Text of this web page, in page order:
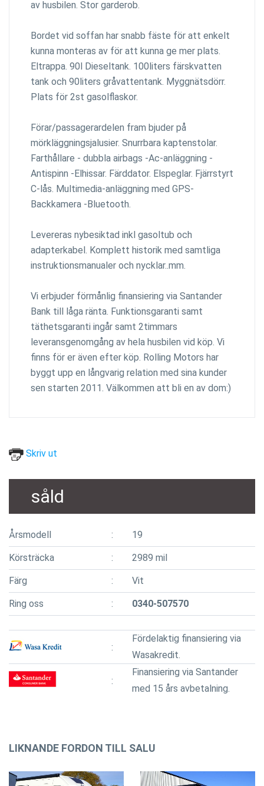
av husbilen. Stor garderob.
Bordet vid soffan har snabb fäste för att enkelt
kunna monteras av för att kunna ge mer plats.
Eltrappa. 90l Dieseltank. 100liters färskvatten
tank och 90liters gråvattentank. Myggnätsdörr.
Plats för 2st gasolflaskor.
Förar/passagerardelen fram bjuder på
mörkläggningsjalusier. Snurrbara kaptenstolar.
Farthållare - dubbla airbags -Ac-anläggning -
Antispinn -Elhissar. Färddator. Elspeglar. Fjärrstyrt
C-lås. Multimedia-anläggning med GPS-
Backkamera -Bluetooth.
Levereras nybesiktad inkl gasoltub och
adapterkabel. Komplett historik med samtliga
instruktionsmanualer och nycklar..mm.
Vi erbjuder förmånlig finansiering via Santander
Bank till låga ränta. Funktionsgaranti samt
täthetsgaranti ingår samt 2timmars
leveransgenomgång av hela husbilen vid köp. Vi
finns för er även efter köp. Rolling Motors har
byggt upp en långvarig relation med sina kunder
sen starten 2011. Välkommen att bli en av dom:)
Skriv ut
såld
Årsmodell 19
Körsträcka 2989 mil
Färg Vit
Ring oss 0340-507570
Fördelaktig finansiering via
Wasakredit.
Finansiering via Santander
med 15 års avbetalning.
LIKNANDE FORDON TILL SALU